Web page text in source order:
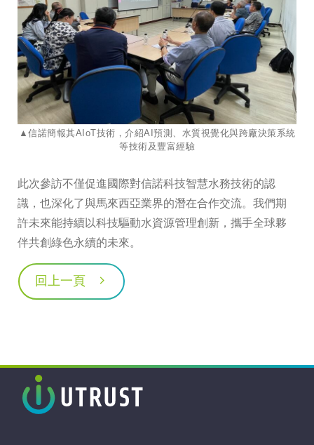
▲信諾簡報其AIoT技術，介紹AI預測、水質視覺化與跨廠決策系統
等技術及豐富經驗
此次參訪不僅促進國際對信諾科技智慧水務技術的認
識，也深化了與馬來西亞業界的潛在合作交流。我們期
許未來能持續以科技驅動水資源管理創新，攜手全球夥
伴共創綠色永續的未來。
回上一頁